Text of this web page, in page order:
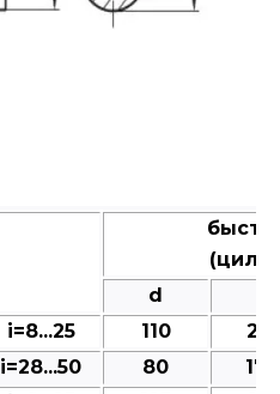
d
і=8...25 110
210
і=28...50
80 170